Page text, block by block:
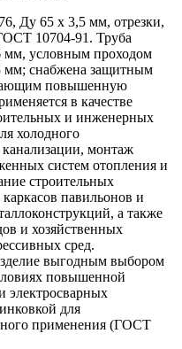
Ду 65 х 3,5 мм, отрезки,
10704-91. Труба
мм, условным проходом
мм; снабжена защитным
повышенную
в качестве
и инженерных
холодного
монтаж
систем отопления и
строительных
павильонов и
а также
и хозяйственных
сред.
выгодным выбором
повышенной
электросварных
для
применения (ГОСТ